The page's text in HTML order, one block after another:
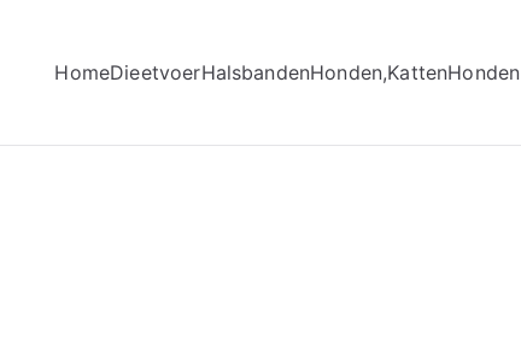
HomeDieetvoerHalsbandenHonden,KattenHonden